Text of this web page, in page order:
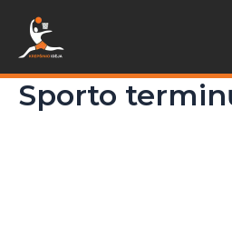
turinio
Sporto